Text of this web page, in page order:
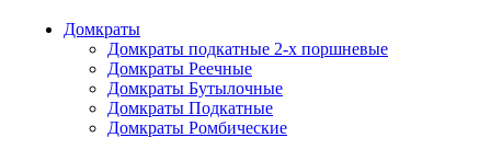
Домкраты
Домкраты подкатные 2-х поршневые
Домкраты Реечные
Домкраты Бутылочные
Домкраты Подкатные
Домкраты Ромбические